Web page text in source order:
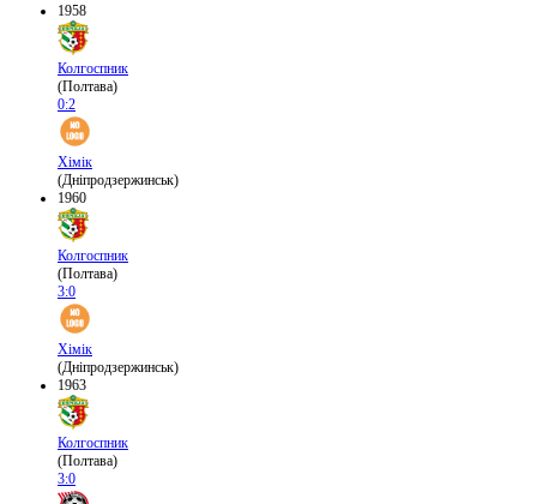
1958
Колгоспник
(Полтава)
0:2
Хімік
(Дніпродзержинськ)
1960
Колгоспник
(Полтава)
3:0
Хімік
(Дніпродзержинськ)
1963
Колгоспник
(Полтава)
3:0